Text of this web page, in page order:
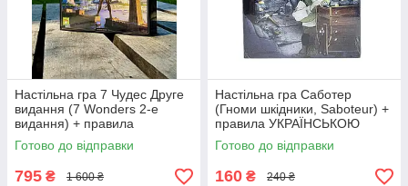
Настільна гра 7 Чудес Друге
видання (7 Wonders 2-е
видання) + правила
УКРАЇНСЬКОЮ
Готово до відправки
795 ₴ 1 600 ₴
Настільна гра Саботер
(Гноми шкідники, Saboteur) +
правила УКРАЇНСЬКОЮ
Готово до відправки
160 ₴ 240 ₴